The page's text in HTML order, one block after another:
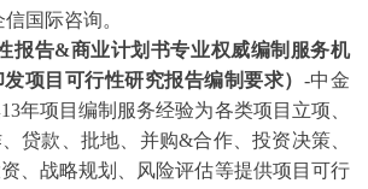
国际咨询。
报告&商业计划书专业权威编制服务机
项目可行性研究报告编制要求） -中金
年项目编制服务经验为各类项目立项、
贷款、批地、并购&合作、投资决策、
、战略规划、风险评估等提供项目可行